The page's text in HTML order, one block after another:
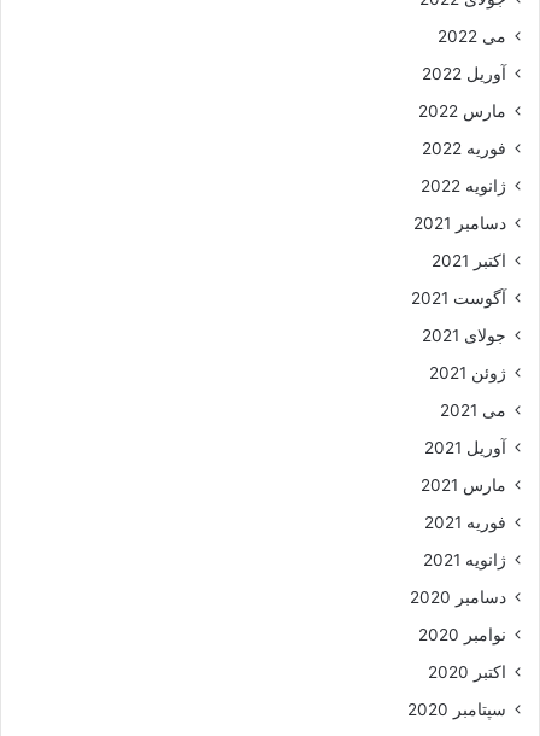
می 2022
آوریل 2022
مارس 2022
فوریه 2022
ژانویه 2022
دسامبر 2021
اکتبر 2021
آگوست 2021
جولای 2021
ژوئن 2021
می 2021
آوریل 2021
مارس 2021
فوریه 2021
ژانویه 2021
دسامبر 2020
نوامبر 2020
اکتبر 2020
سپتامبر 2020